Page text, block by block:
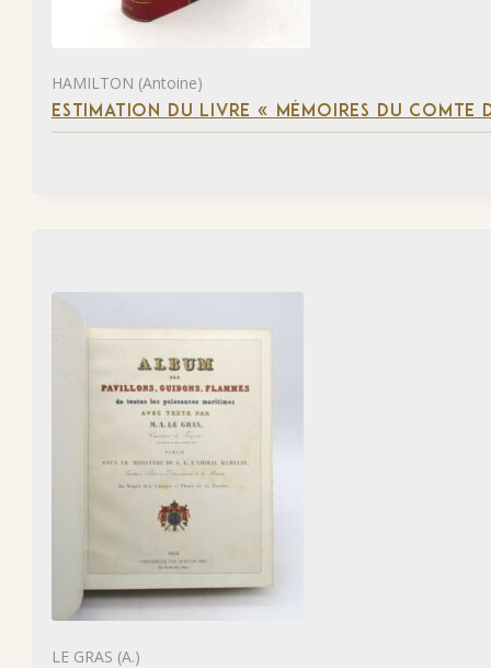
HAMILTON (Antoine)
ESTIMATION DU LIVRE « MÉMOIRES DU COMTE
LE GRAS (A.)